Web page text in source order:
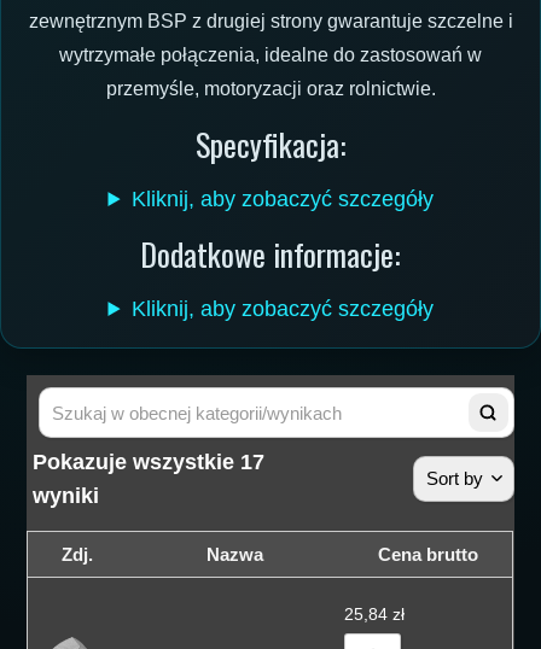
zewnętrznym BSP z drugiej strony gwarantuje szczelne i
wytrzymałe połączenia, idealne do zastosowań w
przemyśle, motoryzacji oraz rolnictwie.
Specyfikacja:
Kliknij, aby zobaczyć szczegóły
Dodatkowe informacje:
Kliknij, aby zobaczyć szczegóły
Pokazuje wszystkie 17
wyniki
Sort by
Sortuj
Sortuj
Zdj. Nazwa Cena brutto
25,84 zł